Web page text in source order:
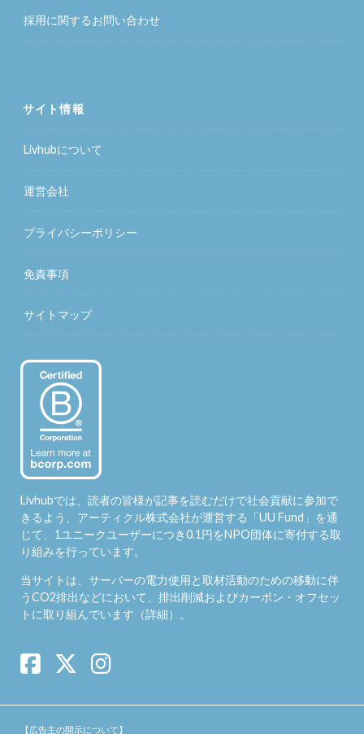
採用に関するお問い合わせ
サイト情報
Livhubについて
運営会社
プライバシーポリシー
免責事項
サイトマップ
Livhubでは、読者の皆様が記事を読むだけで社会貢献に参加で
きるよう、アーティクル株式会社が運営する「UU Fund 」を通
じて、1ユニークユーザーにつき0.1円をNPO団体に寄付する取
り組みを行っています。
当サイトは、サーバーの電力使用と取材活動のための移動に伴
うCO2排出などにおいて、排出削減およびカーボン・オフセッ
トに取り組んでいます（詳細）。
【広告主の開示について】